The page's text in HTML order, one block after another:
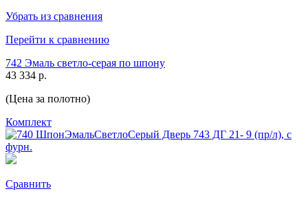
Убрать из сравнения
Перейти к сравнению
742 Эмаль светло-серая по шпону
43 334 р.
(Цена за полотно)
Комплект
Сравнить